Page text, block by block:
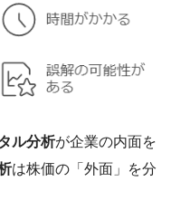
ル分析が企業の内面を
は株価の「外面」を分